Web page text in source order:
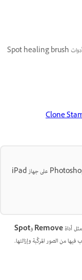
يمكنك تنقيح الصور وإصلاح العيوب فيها باستخدام أداة Remove، وأدوات Spot healing brush
جرّب أحدث المزايا والتحسينات في تطبيق Photoshop على جهاز iPad
Removeو‏Spot
فيها من الصور المركَّبة وإزالتها.